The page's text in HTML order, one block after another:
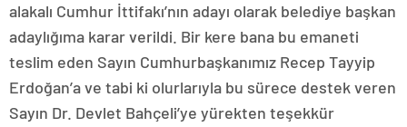
alakalı Cumhur İttifakı’nın adayı olarak belediye başkan
adaylığıma karar verildi. Bir kere bana bu emaneti
teslim eden Sayın Cumhurbaşkanımız Recep Tayyip
Erdoğan’a ve tabi ki olurlarıyla bu sürece destek veren
Sayın Dr. Devlet Bahçeli’ye yürekten teşekkür